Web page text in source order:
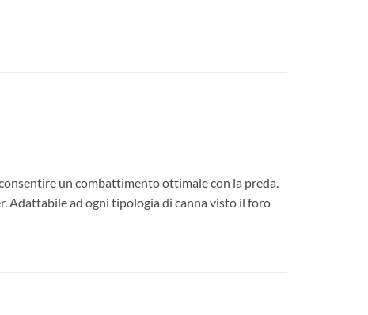
un combattimento ottimale con la preda.
Adattabile ad ogni tipologia di canna visto il foro